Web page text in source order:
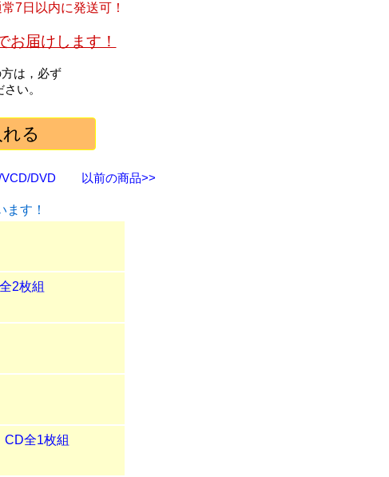
7日以内に発送可！
お届けします！
は，必ず
い。
以前の商品>>
DVD
す！
2枚組
CD全1枚組